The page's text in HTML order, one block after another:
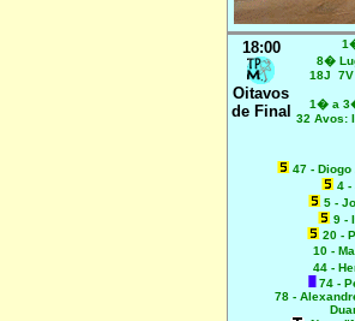
18:00
Oitavos
de Final
8�
18J
1� a
32 Avos:
47 -
4 -
5 -
9 -
20 -
10 -
44 -
74 -
78 -